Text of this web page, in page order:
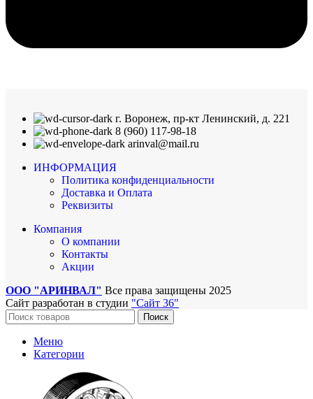
г. Воронеж, пр-кт Ленинский, д. 221
8 (960) 117-98-18
arinval@mail.ru
ИНФОРМАЦИЯ
Политика конфиденциальности
Доставка и Оплата
Реквизиты
Компания
О компании
Контакты
Акции
ООО "АРИНВАЛ" Все права защищены 2025
Сайт разработан в студии "Сайт 36"
Поиск
Меню
Категории